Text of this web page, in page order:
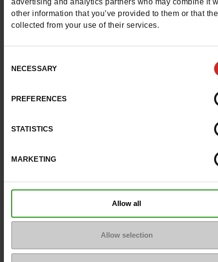
other information that you’ve provided to them or that
collected from your use of their services.
Selection
NECESSARY
PREFERENCES
STATISTICS
MARKETING
Allow all
Allow selection
Semelle amovible non
Chrome Sans
Conseil taille
Avis clients
Pour les garder comme neuves